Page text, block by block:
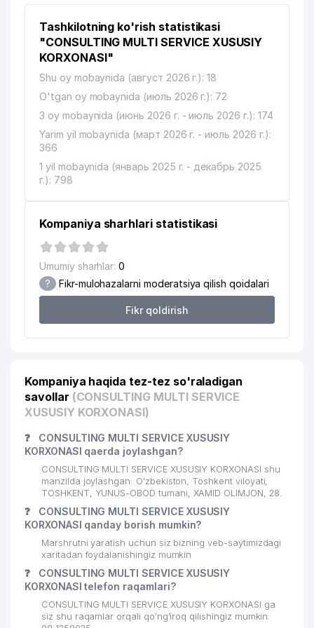
12 NORI MChJ 282 м
13
MUASSASASI
15 ALL BEST SERVICE MChJ 309 м
16
ARENA INTERNATIONAL OILAVIY
KORXONASI
321 м
17 BERAD-TEKS MChJ 353 м
18 BUXGALTER-AUDIT MChJ
20
BIZNES ADVOKAT BALANS
ADVOKATLIK BYUROSI
382 м
21 MAORIF PLUS MChJ 392 м
23 INTEGRITY SOLUTION MChJ
24
DI SPORT YAKKA TARTIBDAGI
25 SOBOLEV I.V. XUSUSIY KORXONASI
AGROMIR GROUP ASSOTSIATSIYASI 414 м
27
TARTIBDAGI TADBIRKOR
28
MANSUROV YAKKA TARTIBDAGI
TADBIRKOR
429 м
29
GERMANIYA FEDERATIV
IPAK YO'LI TURIZM INVEST QK
Tashkilotning ko'rish statistikasi
"CONSULTING MULTI SERVICE XUSUSIY
KORXONASI"
Shu oy mobaynida (август 2026 г.): 18
O'tgan oy mobaynida (июль 2026 г.): 72
3 oy mobaynida (июнь 2026 г. - июль 2026 г.): 174
Yarim yil mobaynida (март 2026 г. - июль 2026 г.):
366
1 yil mobaynida (январь 2025 г. - декабрь 2025
г.): 798
Kompaniya sharhlari statistikasi
Umumiy sharhlar: 0
? Fikr-mulohazalarni moderatsiya qilish qoidalari
Fikr qoldirish
Kompaniya haqida tez-tez so'raladigan
savollar (CONSULTING MULTI SERVICE
XUSUSIY KORXONASI)
❓
CONSULTING MULTI SERVICE XUSUSIY
KORXONASI qaerda joylashgan?
CONSULTING MULTI SERVICE XUSUSIY KORXONASI shu
manzilda joylashgan: O'zbekiston, Toshkent viloyati,
TOSHKENT, YUNUS-OBOD tumani, XAMID OLIMJON, 28.
❓
CONSULTING MULTI SERVICE XUSUSIY
KORXONASI qanday borish mumkin?
Marshrutni yaratish uchun siz bizning veb-saytimizdagi
xaritadan foydalanishingiz mumkin
❓
CONSULTING MULTI SERVICE XUSUSIY
KORXONASI telefon raqamlari?
CONSULTING MULTI SERVICE XUSUSIY KORXONASI ga
siz shu raqamlar orqali qo’ng’iroq qilishingiz mumkin: